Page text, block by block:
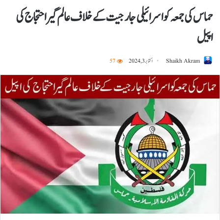
حماس کی جمعہ کو اسرائیلی جارجیت کے خلاف عالم گیر احتجاج کی
اپیل
Shaikh Akram اکتوبر 3, 2024 57